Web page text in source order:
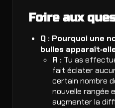
Foire aux
Q : Pourquoi une
bulles
R : Tu as
fait éclater
certain nombre
nouvelle rangée
augmenter la